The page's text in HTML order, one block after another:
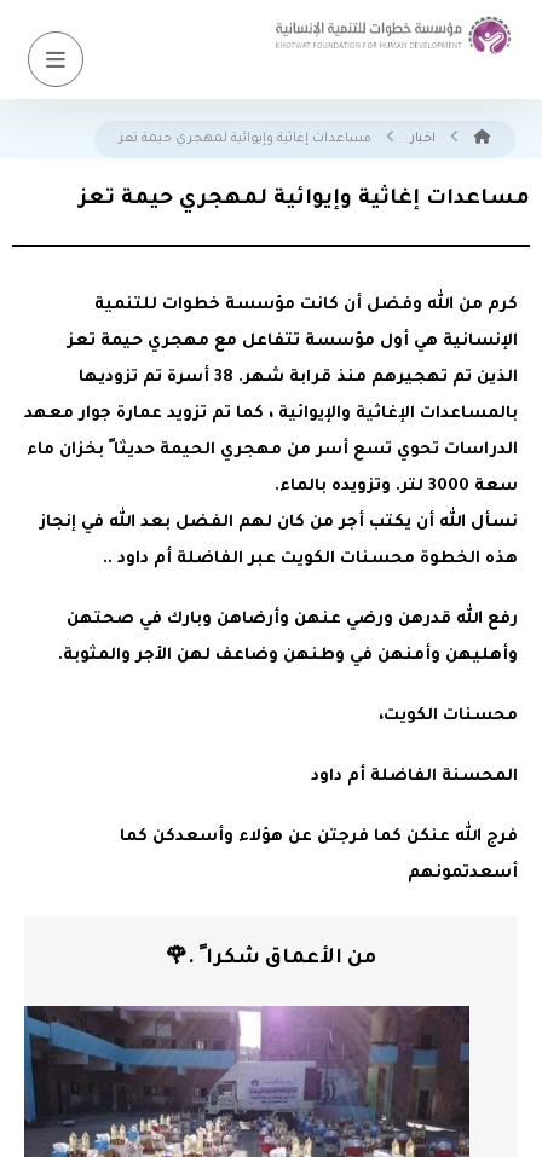
اخبار مساعدات إغاثية وإيوائية لمهجري حيمة تعز
مساعدات إغاثية وإيوائية لمهجري حيمة تعز
كرم من الله وفضل أن كانت مؤسسة خطوات للتنمية
الإنسانية هي أول مؤسسة تتفاعل مع مهجري حيمة تعز
الذين تم تهجيرهم منذ قرابة شهر. 38 أسرة تم تزوديها
بالمساعدات الإغاثية والإيوائية ، كما تم تزويد عمارة جوار معهد
الدراسات تحوي تسع أسر من مهجري الحيمة حديثا ً بخزان ماء
سعة 3000 لتر. وتزويده بالماء.
نسأل الله أن يكتب أجر من كان لهم الفضل بعد الله في إنجاز
هذه الخطوة محسنات الكويت عبر الفاضلة أم داود ..
رفع الله قدرهن ورضي عنهن وأرضاهن وبارك في صحتهن
وأهليهن وأمنهن في وطنهن وضاعف لهن الأجر والمثوبة.
محسنات الكويت،
المحسنة الفاضلة أم داود
فرج الله عنكن كما فرجتن عن هؤلاء وأسعدكن كما
أسعدتمونهم
من الأعماق شكرا ً .🌹